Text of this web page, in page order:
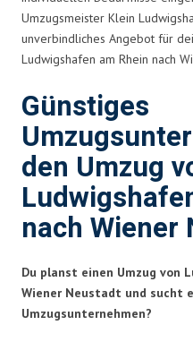
Umzugsmeister Klein
unverbindliches Angebot für
Ludwigshafen am Rhein nach
Günstiges
den Umzug
nach Wiener
Du planst einen Umzug von
Wiener Neustadt und sucht
Umzugsunternehmen?